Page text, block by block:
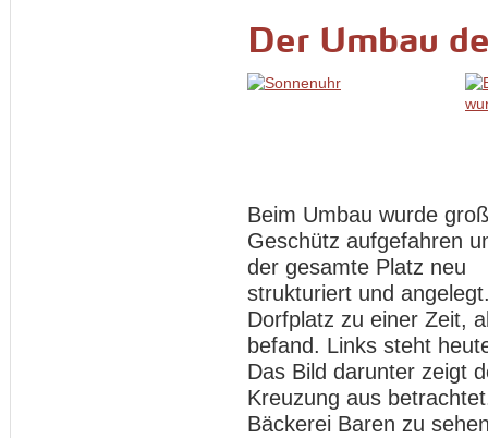
Der Umbau
Beim Umbau wurde
Geschütz aufgefahren
der gesamte Platz neu
strukturiert und
Dorfplatz zu einer Zeit,
befand. Links steht
Das Bild darunter zeigt
Kreuzung aus
Bäckerei Baren zu